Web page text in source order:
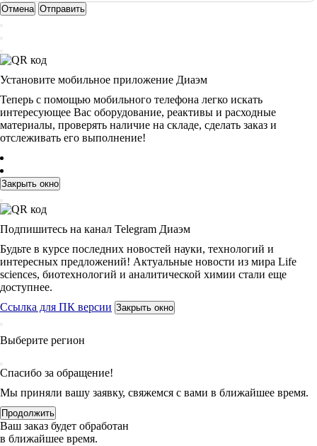
Отмена Отправить
Установите мобильное приложение Диаэм
Теперь с помощью мобильного телефона легко искать
интересующее Вас оборудование, реактивы и расходные
материалы, проверять наличие на складе, сделать заказ и
отслеживать его выполнение!
Закрыть окно
Подпишитесь на канал Telegram Диаэм
Будьте в курсе последних новостей науки, технологий и
интересных предложений! Актуальные новости из мира Life
sciences, биотехнологий и аналитической химии стали еще
доступнее.
Ссылка для ПК версии Закрыть окно
Выберите регион
Спасибо за обращение!
Мы приняли вашу заявку, свяжемся с вами в ближайшее время.
Продолжить
Ваш заказ будет обработан
в ближайшее время.